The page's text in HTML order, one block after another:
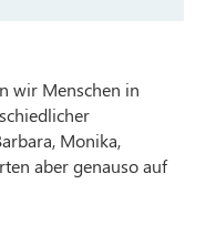
wir Menschen in
Monika,
aber genauso auf